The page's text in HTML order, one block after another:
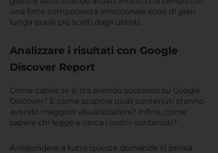
una forte componente emozionale sono di gran
lunga quelli più scelti dagli utenti.
Analizzare i risultati con Google
Discover Report
Come capire se si sta avendo successo su Google
Discover? E come scoprire quali contenuti stanno
avendo maggiori visualizzazioni? Infine, come
sapere chi legge e cerca i nostri contenuti?
A rispondere a tutte queste domande ci pensa